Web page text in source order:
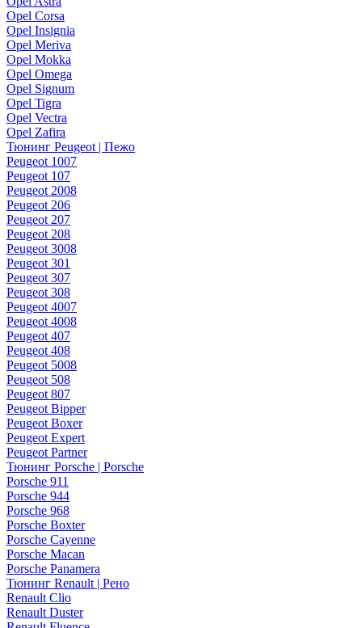
Opel Corsa
Opel Insignia
Opel Meriva
Opel Mokka
Opel Omega
Opel Signum
Opel Tigra
Opel Vectra
Opel Zafira
Тюнинг Peugeot | Пежо
Peugeot 1007
Peugeot 107
Peugeot 2008
Peugeot 206
Peugeot 207
Peugeot 208
Peugeot 3008
Peugeot 301
Peugeot 307
Peugeot 308
Peugeot 4007
Peugeot 4008
Peugeot 407
Peugeot 408
Peugeot 5008
Peugeot 508
Peugeot 807
Peugeot Bipper
Peugeot Boxer
Peugeot Expert
Peugeot Partner
Тюнинг Porsche | Porsche
Porsche 911
Porsche 944
Porsche 968
Porsche Boxter
Porsche Cayenne
Porsche Macan
Porsche Panamera
Тюнинг Renault | Рено
Renault Clio
Renault Duster